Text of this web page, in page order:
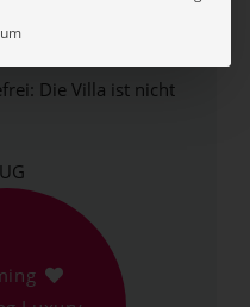
Die Villa ist nicht